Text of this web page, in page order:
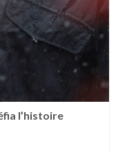
l’histoire